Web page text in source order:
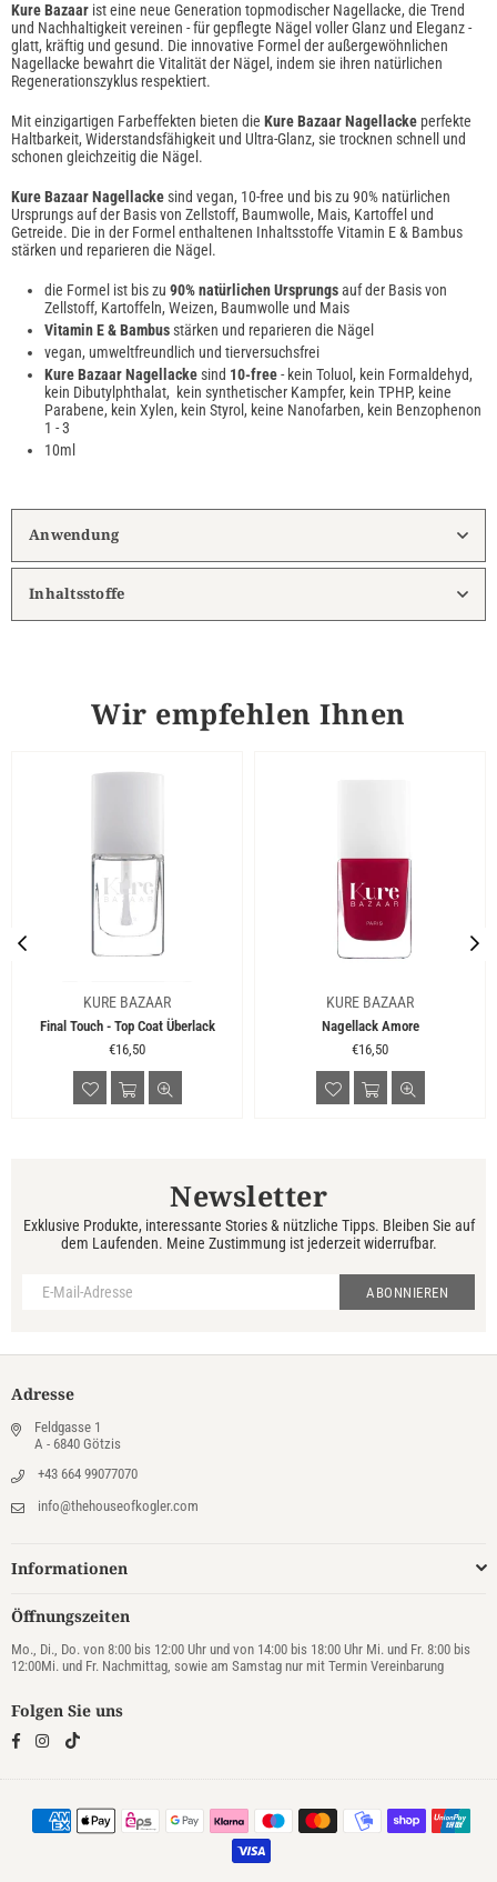
Kure Bazaar ist eine neue Generation topmodischer Nagellacke, die Trend
und Nachhaltigkeit vereinen - für gepflegte Nägel voller Glanz und Eleganz -
glatt, kräftig und gesund. Die innovative Formel der außergewöhnlichen
Nagellacke bewahrt die Vitalität der Nägel, indem sie ihren natürlichen
Regenerationszyklus respektiert.
Mit einzigartigen Farbeffekten bieten die Kure Bazaar Nagellacke perfekte
Haltbarkeit, Widerstandsfähigkeit und Ultra-Glanz, sie trocknen schnell und
schonen gleichzeitig die Nägel.
Kure BazaarNagellackesind vegan, 10-free und bis zu 90% natürlichen
Ursprungs auf der Basis von Zellstoff, Baumwolle, Mais, Kartoffel und
Getreide. Die in der Formel enthaltenen Inhaltsstoffe Vitamin E & Bambus
stärken und reparieren die Nägel.
die Formel ist bis zu 90% natürlichen Ursprungsauf der Basis von
Zellstoff, Kartoffeln, Weizen, Baumwolle und Mais
Vitamin E & Bambusstärken und reparieren die Nägel
vegan, umweltfreundlich und tierversuchsfrei
Kure Bazaar Nagellackesind 10-free- kein Toluol, kein Formaldehyd,
kein Dibutylphthalat, kein synthetischer Kampfer, kein TPHP, keine
Parabene, kein Xylen, kein Styrol, keine Nanofarben, kein Benzophenon
1 - 3
10ml
Anwendung
Inhaltsstoffe
Wir empfehlen Ihnen
KURE BAZAAR
Final Touch - Top Coat Überlack
Normaler
€16,50
KURE BAZAAR
Nagellack Amore
Normaler
€16,50
Newsletter
Exklusive Produkte, interessante Stories & nützliche Tipps. Bleiben Sie auf
dem Laufenden. Meine Zustimmung ist jederzeit widerrufbar.
ABONNIEREN
Adresse
Feldgasse 1
A - 6840 Götzis
+43 664 99077070
info@thehouseofkogler.com
Informationen
Öffnungszeiten
Mo., Di., Do. von 8:00 bis 12:00 Uhr und von 14:00 bis 18:00 Uhr Mi. und Fr. 8:00 bis
12:00Mi. und Fr. Nachmittag, sowie am Samstag nur mit Termin Vereinbarung
Folgen Sie uns
FacebookInstagram